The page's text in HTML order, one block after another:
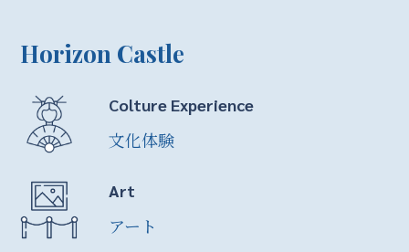
Horizon Castle
Colture Experience
文化体験
Art
アート